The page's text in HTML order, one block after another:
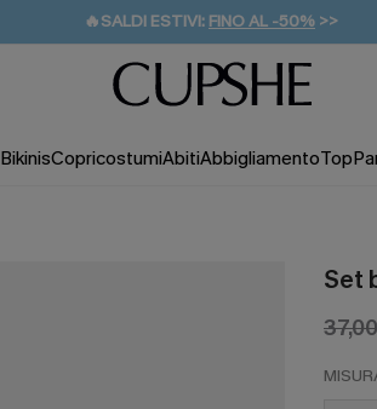
🔥SALDI ESTIVI: FINO AL -50% >>
🚚SPEDIZIONE GRATUITA DA 49€
💌REGALO PER I NUOVI: 20% DI SCONTO*
BikinisCopricostumiAbitiAbbigliamentoTop
Set